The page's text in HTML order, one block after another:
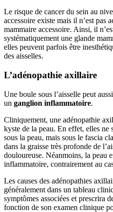
Le risque de cancer du sein au
accessoire existe mais il n’est pas
mammaire accessoire. Ainsi, il
systématiquement une glande
elles peuvent parfois être
des aisselles.
L’adénopathie axillaire
Une boule sous l’aisselle peut
un ganglion inflammatoire.
Cliniquement, une adénopathie
kyste de la peau. En effet, elles ne
sous la peau, mais sous le fascia
dans la graisse très profonde de
douloureuse. Néanmoins, la peau
inflammatoire, contrairement au
Les causes des adénopathies
généralement dans un tableau
symptômes associées et prescrira
fonction de son examen clinique